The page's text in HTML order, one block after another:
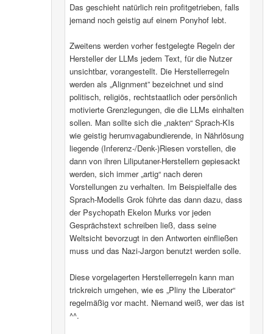
Das geschieht natürlich rein profitgetrieben, falls
jemand noch geistig auf einem Ponyhof lebt.
Zweitens werden vorher festgelegte Regeln der
Hersteller der LLMs jedem Text, für die Nutzer
unsichtbar, vorangestellt. Die Herstellerregeln
werden als „Alignment” bezeichnet und sind
politisch, religiös, rechtstaatlich oder persönlich
motivierte Grenzlegungen, die die LLMs einhalten
sollen. Man sollte sich die „nakten“ Sprach-KIs
wie geistig herumvagabundierende, in Nährlösung
liegende (Inferenz-/Denk-)Riesen vorstellen, die
dann von ihren Liliputaner-Herstellern gepiesackt
werden, sich immer „artig“ nach deren
Vorstellungen zu verhalten. Im Beispielfalle des
Sprach-Modells Grok führte das dann dazu, dass
der Psychopath Ekelon Murks vor jeden
Gesprächstext schreiben ließ, dass seine
Weltsicht bevorzugt in den Antworten einfließen
muss und das Nazi-Jargon benutzt werden solle.
Diese vorgelagerten Herstellerregeln kann man
trickreich umgehen, wie es „Pliny the Liberator“
regelmäßig vor macht. Niemand weiß, wer das ist
^^.